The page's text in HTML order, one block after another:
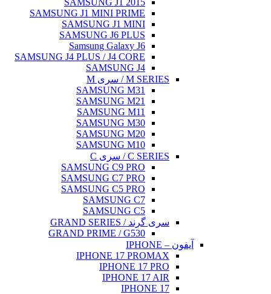
SAMSUNG J1 2015
SAMSUNG J1 MINI PRIME
SAMSUNG J1 MINI
SAMSUNG J6 PLUS
Samsung Galaxy J6
SAMSUNG J4 PLUS / J4 CORE
SAMSUNG J4
M SERIES / سری M
SAMSUNG M31
SAMSUNG M21
SAMSUNG M11
SAMSUNG M30
SAMSUNG M20
SAMSUNG M10
C SERIES / سری C
SAMSUNG C9 PRO
SAMSUNG C7 PRO
SAMSUNG C5 PRO
SAMSUNG C7
SAMSUNG C5
سری گرند / GRAND SERIES
GRAND PRIME / G530
آیفون – IPHONE
IPHONE 17 PROMAX
IPHONE 17 PRO
IPHONE 17 AIR
IPHONE 17